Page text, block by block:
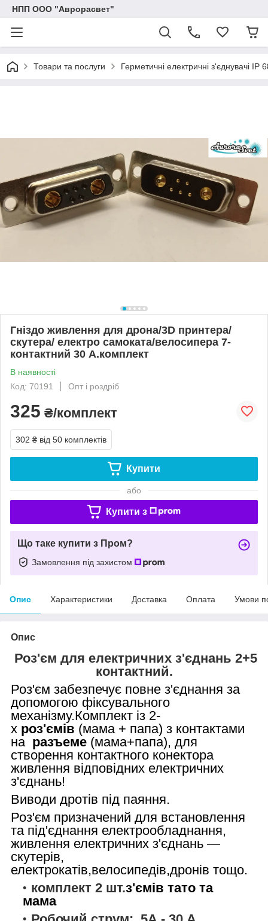
НПП ООО "Аврорасвет"
Товари та послуги Герметичні електричні з'єднувачі IP
Гніздо живлення для дрона/3D принтера/
скутера/ електро самоката/велосипера 7-
контактний 30 А.комплект
В наявності
Код: 70191
Опт і роздріб
325 ₴/комплект
302 ₴ від 50 комплектів
Купити
або
Купити з
Що таке купити з Пром?
Замовлення під захистом
Опис Характеристики Доставка Оплата Умови
Опис
Роз'єм для електричних з'єднань 2+5
контактний.
Роз'єм забезпечує повне з'єднання за
допомогою фіксувального
механізму.Комплект із 2-
х роз'ємів (мама + папа) з контактами
на разъеме (мама+папа), для
створення контактного конектора
живлення відповідних електричних
з'єднань!
Виводи дротів під паяння.
Роз'єм призначений для встановлення
та під'єднання електрообладнання,
живлення електричних з'єднань —
скутерів,
електрокатів,велосипедів,дронів тощо.
комплект 2 шт.з'ємів тато та
мама